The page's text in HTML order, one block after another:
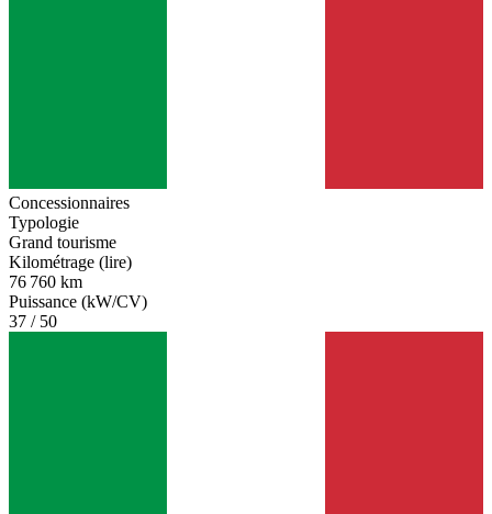
Concessionnaires
Typologie
Grand tourisme
Kilométrage (lire)
76 760 km
Puissance (kW/CV)
37 / 50